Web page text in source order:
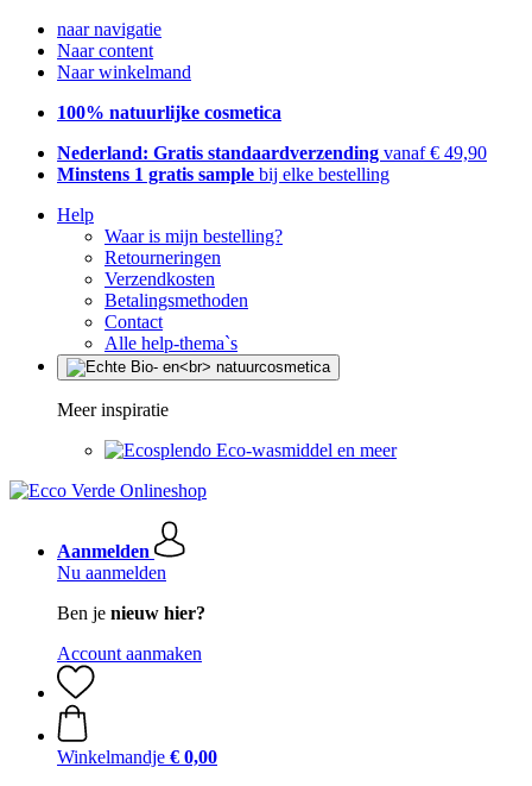
naar navigatie
Naar content
Naar winkelmand
100% natuurlijke cosmetica
Nederland: Gratis standaardverzending vanaf € 49,90
Minstens 1 gratis sample bij elke bestelling
Help
Waar is mijn bestelling?
Retourneringen
Verzendkosten
Betalingsmethoden
Contact
Alle help-thema`s
Meer inspiratie
Eco-wasmiddel en meer
Aanmelden
Nu aanmelden
Ben je nieuw hier?
Account aanmaken
Winkelmandje € 0,00